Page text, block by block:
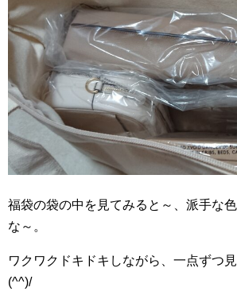
福袋の袋の中を見てみると～、派手な
な～。
ワクワクドキドキしながら、一点ずつ
(^^)/